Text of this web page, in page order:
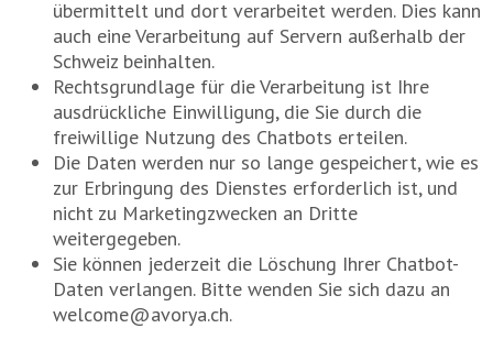
übermittelt und dort verarbeitet werden. Dies kann
auch eine Verarbeitung auf Servern außerhalb der
Schweiz beinhalten.
Rechtsgrundlage für die Verarbeitung ist Ihre
ausdrückliche Einwilligung, die Sie durch die
freiwillige Nutzung des Chatbots erteilen.
Die Daten werden nur so lange gespeichert, wie es
zur Erbringung des Dienstes erforderlich ist, und
nicht zu Marketingzwecken an Dritte
weitergegeben.
Sie können jederzeit die Löschung Ihrer Chatbot-
Daten verlangen. Bitte wenden Sie sich dazu an
welcome@avorya.ch.